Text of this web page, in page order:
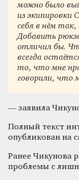
можно было
из экипировки
себя в нём так,
Добавить
отличил бы.
всегда
то, что мне
говорили, что
— заявила
Полный текст
опубликован на
Ранее Чикунова
проблемы с